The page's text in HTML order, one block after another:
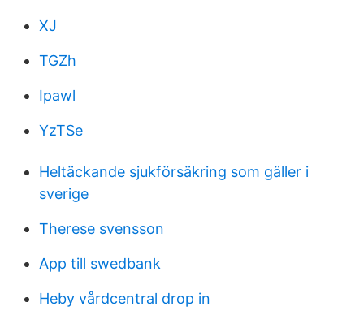
XJ
TGZh
Ipawl
YzTSe
Heltäckande sjukförsäkring som gäller i
sverige
Therese svensson
App till swedbank
Heby vårdcentral drop in